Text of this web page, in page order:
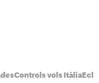
Controls vols Itàlia